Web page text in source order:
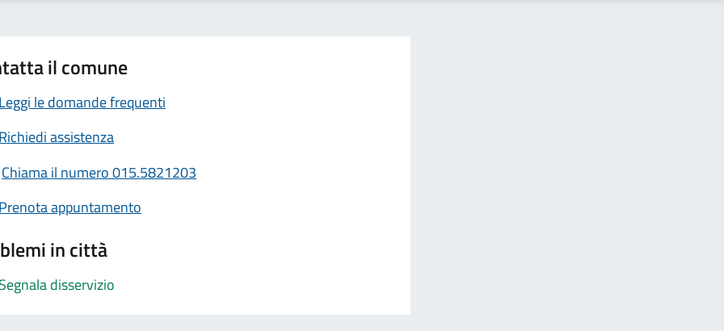
il comune
Leggi le domande frequenti
Richiedi assistenza
Chiama il numero 015.5821203
Prenota appuntamento
in città
Segnala disservizio